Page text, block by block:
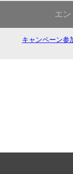
エン
キャンペーン参